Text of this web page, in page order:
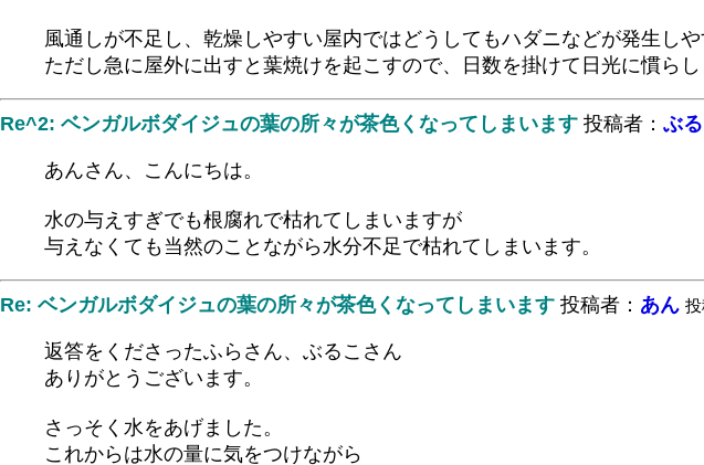
風通しが不足し、乾燥しやすい屋内ではどうしてもハダニなどが発生し
ただし急に屋外に出すと葉焼けを起こすので、日数を掛けて日光に慣らし
Re^2: ベンガルボダイジュの葉の所々が茶色くなってしまいます 投稿者： ぶ
あんさん、こんにちは。
水の与えすぎでも根腐れで枯れてしまいますが
与えなくても当然のことながら水分不足で枯れてしまいます。
Re: ベンガルボダイジュの葉の所々が茶色くなってしまいます 投稿者： あん
返答をくださったふらさん、ぶるこさん
ありがとうございます。
さっそく水をあげました。
これからは水の量に気をつけながら